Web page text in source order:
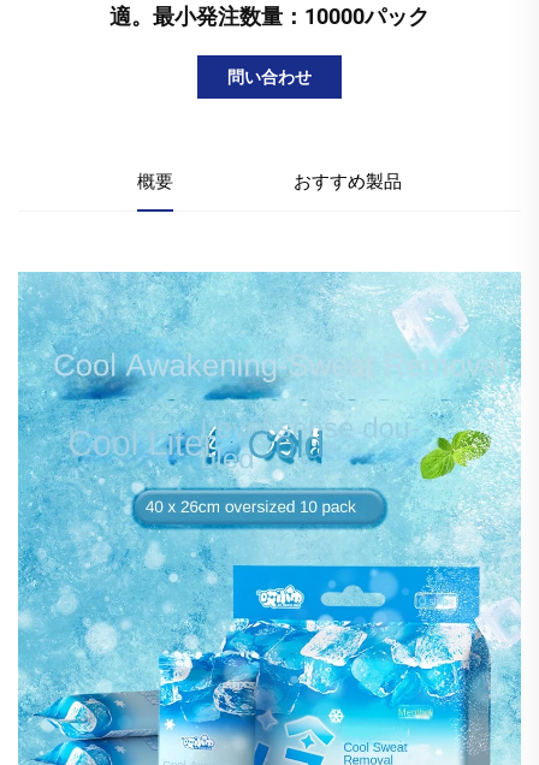
適。最小発注数量：10000パック
問い合わせ
概要 おすすめ製品